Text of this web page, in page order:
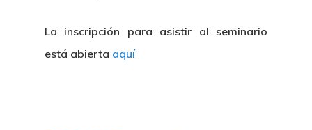
La inscripción para asistir al seminario
está abierta aquí